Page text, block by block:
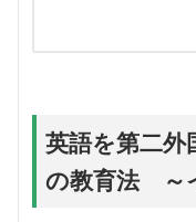
英語を第二外
の教育法 ～